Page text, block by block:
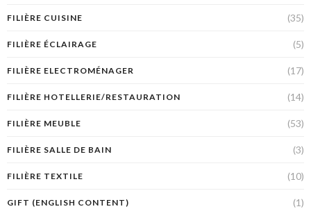
FILIÈRE CUISINE (35)
FILIÈRE ÉCLAIRAGE (5)
FILIÈRE ELECTROMÉNAGER (17)
FILIÈRE HOTELLERIE/RESTAURATION (14)
FILIÈRE MEUBLE (53)
FILIÈRE SALLE DE BAIN (3)
FILIÈRE TEXTILE (10)
GIFT (ENGLISH CONTENT) (1)